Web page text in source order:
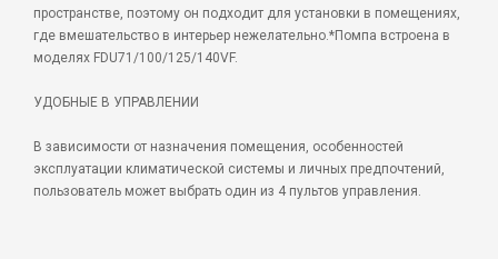
пространстве, поэтому он подходит для установки в помещениях,
где вмешательство в интерьер нежелательно.*Помпа встроена в
моделях FDU71/100/125/140VF.
УДОБНЫЕ В УПРАВЛЕНИИ
В зависимости от назначения помещения, особенностей
эксплуатации климатической системы и личных предпочтений,
пользователь может выбрать один из 4 пультов управления.